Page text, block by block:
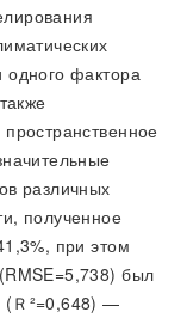
фактора
различных
полученное
при этом
был
(Ｒ²=0,648) —